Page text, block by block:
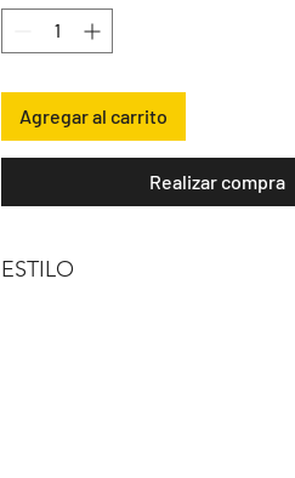
Agregar al carrito
Realizar compra
ESTILO